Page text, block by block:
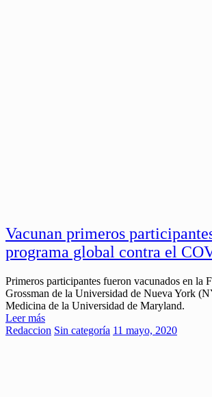
Vacunan primeros
programa global contra el
Primeros participantes fueron vacunados en la
Grossman de la Universidad de Nueva York
Medicina de la Universidad de Maryland.
Leer más
Redaccion Sin categoría 11 mayo, 2020